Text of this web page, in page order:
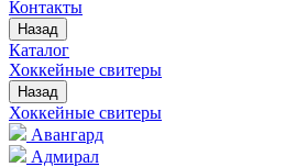
Контакты
Назад
Каталог
Хоккейные свитеры
Назад
Хоккейные свитеры
Авангард
Адмирал